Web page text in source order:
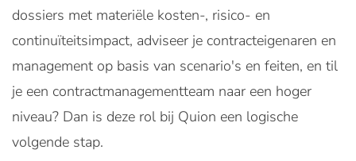
dossiers met materiële kosten-, risico- en
continuïteitsimpact, adviseer je contracteigenaren en
management op basis van scenario's en feiten, en til
je een contractmanagementteam naar een hoger
niveau? Dan is deze rol bij Quion een logische
volgende stap.